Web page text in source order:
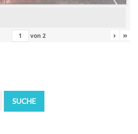
von 2 › »
SUCHE